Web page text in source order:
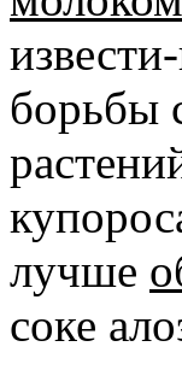
борьбы
лучше
соке